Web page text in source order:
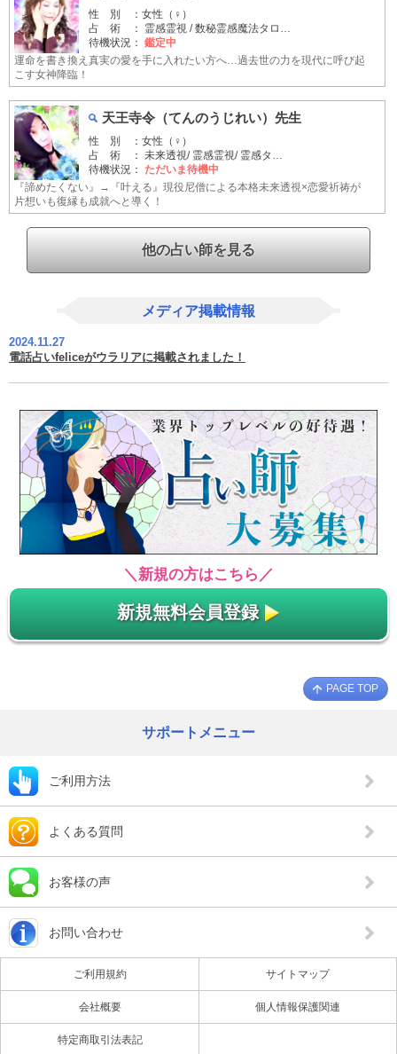
性 別 ：女性（♀）
占 術 ： 霊感霊視 / 数秘霊感魔法タロ…
待機状況： 鑑定中
運命を書き換え真実の愛を手に入れたい方へ…過去世の力を現代に呼び起
こす女神降臨！
天王寺令（てんのうじれい）先生
性 別 ：女性（♀）
占 術 ： 未来透視/ 霊感霊視/ 霊感タ…
待機状況： ただいま待機中
『諦めたくない』→『叶える』現役尼僧による本格未来透視×恋愛祈祷が
片想いも復縁も成就へと導く！
他の占い師を見る
メディア掲載情報
2024.11.27
電話占いfeliceがウラリアに掲載されました！
＼新規の方はこちら／
新規無料会員登録
PAGE TOP
サポートメニュー
ご利用方法
よくある質問
お客様の声
お問い合わせ
ご利用規約 サイトマップ
会社概要 個人情報保護関連
特定商取引法表記